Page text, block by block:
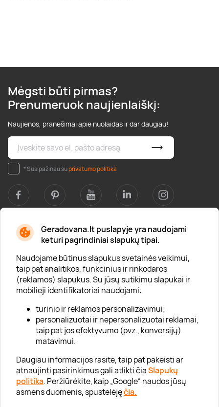
Geradovana.lt puslapyje yra naudojami
keturi pagrindiniai slapukų tipai.
Naudojame būtinus slapukus svetainės veikimui,
taip pat analitikos, funkcinius ir rinkodaros
(reklamos) slapukus. Su jūsų sutikimu slapukai ir
mobilieji identifikatoriai naudojami:
turinio ir reklamos personalizavimui;
personalizuotai ir nepersonalizuotai reklamai,
taip pat jos efektyvumo (pvz., konversijų)
matavimui.
Daugiau informacijos rasite, taip pat pakeisti ar
atnaujinti pasirinkimus gali atlikti čiaSlapukų
politika. Peržiūrėkite, kaip „Google“ naudos jūsų
asmens duomenis, spustelėjęčia.
Mėgsti būti pirmas?
Prenumeruok naujienlaiškį:
Naujienos, pranešimai apie nuolaidas ir dar daugiau!
* Susipažinau suprivatumo politika
Apie mus
Apie „Gera Dovana“
Lojalumo klubas
Karjera
Visi partneriai
Kontaktai
Tinklaraštis
Informacija